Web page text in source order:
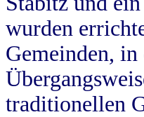
wurden
Gemeinden, in
traditionellen